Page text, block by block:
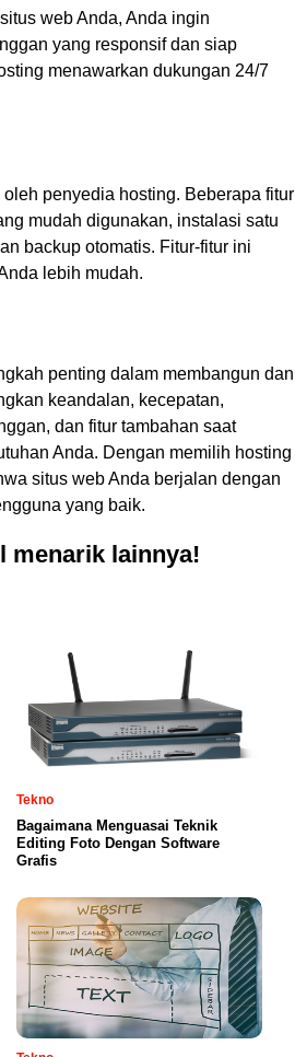
web Anda, Anda ingin
yang responsif dan siap
menawarkan dukungan 24/7
penyedia hosting. Beberapa fitur
mudah digunakan, instalasi satu
backup otomatis. Fitur-fitur ini
lebih mudah.
penting dalam membangun dan
keandalan, kecepatan,
dan fitur tambahan saat
Anda. Dengan memilih hosting
situs web Anda berjalan dengan
yang baik.
menarik lainnya!
Tekno
Bagaimana Menguasai Teknik
Editing Foto Dengan Software
Grafis